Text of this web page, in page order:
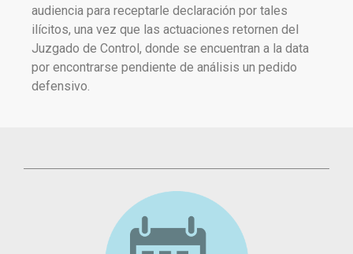
audiencia para receptarle declaración por tales
ilícitos, una vez que las actuaciones retornen del
Juzgado de Control, donde se encuentran a la data
por encontrarse pendiente de análisis un pedido
defensivo.